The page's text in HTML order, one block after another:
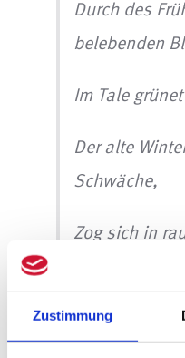
Zustimmung
Durch des
belebenden
Im Tale
Der alte
Schwäche,
Zog sich in
nur